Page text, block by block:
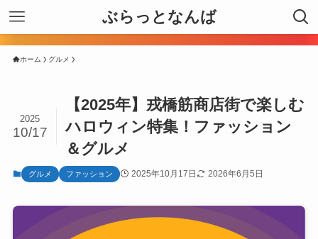
ぶらっとなんば
ホーム グルメ
【2025年】戎橋筋商店街で楽しむ
ハロウィン特集！ファッション
＆グルメ
2025
10/17
グルメ ファッション 2025年10月17日 2026年6月5日